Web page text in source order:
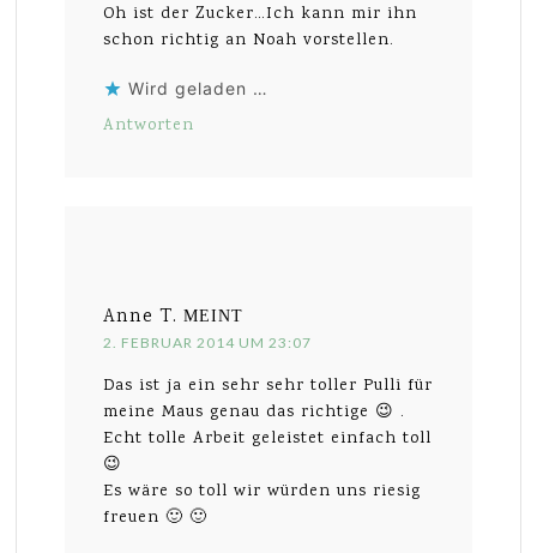
Oh ist der Zucker…Ich kann mir ihn
schon richtig an Noah vorstellen.
Wird geladen …
Antworten
Anne T. MEINT
2. FEBRUAR 2014 UM 23:07
Das ist ja ein sehr sehr toller Pulli für
meine Maus genau das richtige 😉 .
Echt tolle Arbeit geleistet einfach toll
😉
Es wäre so toll wir würden uns riesig
freuen 🙂 🙂